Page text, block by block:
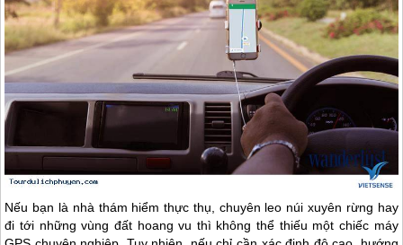
Nếu bạn là nhà thám hiểm thực thụ, chuyên leo núi xuyên rừng hay
đi tới những vùng đất hoang vu thì không thể thiếu một chiếc máy